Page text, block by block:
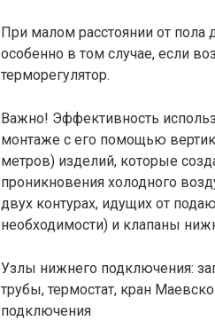
При малом расстоянии от пола
особенно в том случае, если
терморегулятор.
Важно! Эффективность
монтаже с его помощью
метров) изделий, которые
проникновения холодного
двух контурах, идущих от
необходимости) и клапаны
Узлы нижнего подключения:
трубы, термостат, кран
подключения